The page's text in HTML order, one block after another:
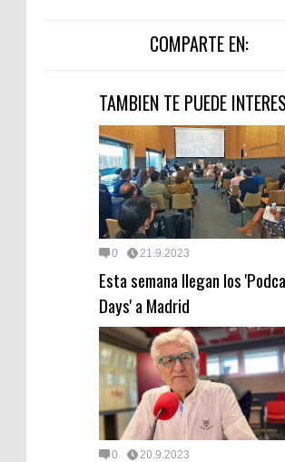
COMPARTE EN:
TAMBIEN TE PUEDE
0 21.9.2023
Esta semana llegan los
Days' a Madrid
0 20.9.2023